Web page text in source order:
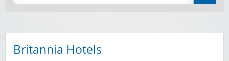
Britannia Hotels